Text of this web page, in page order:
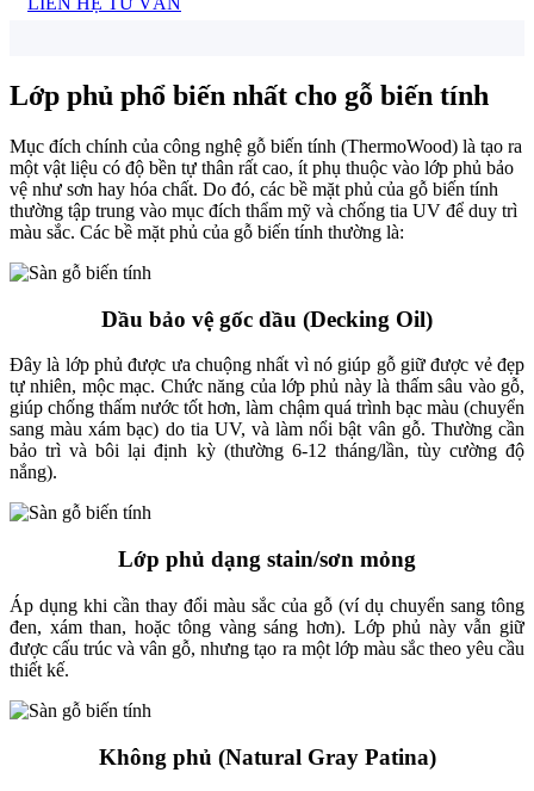
Lớp phủ phổ biến nhất cho gỗ biến tính
Mục đích chính của công nghệ gỗ biến tính (ThermoWood) là tạo ra
một vật liệu có độ bền tự thân rất cao, ít phụ thuộc vào lớp phủ bảo
vệ như sơn hay hóa chất. Do đó, các bề mặt phủ của gỗ biến tính
thường tập trung vào mục đích thẩm mỹ và chống tia UV để duy trì
màu sắc. Các bề mặt phủ của gỗ biến tính thường là:
Dầu bảo vệ gốc dầu (Decking Oil)
Đây là lớp phủ được ưa chuộng nhất vì nó giúp gỗ giữ được vẻ đẹp
tự nhiên, mộc mạc. Chức năng của lớp phủ này là thấm sâu vào gỗ,
giúp chống thấm nước tốt hơn, làm chậm quá trình bạc màu (chuyển
sang màu xám bạc) do tia UV, và làm nổi bật vân gỗ. Thường cần
bảo trì và bôi lại định kỳ (thường 6-12 tháng/lần, tùy cường độ
nắng).
Lớp phủ dạng stain/sơn mỏng
Áp dụng khi cần thay đổi màu sắc của gỗ (ví dụ chuyển sang tông
đen, xám than, hoặc tông vàng sáng hơn). Lớp phủ này vẫn giữ
được cấu trúc và vân gỗ, nhưng tạo ra một lớp màu sắc theo yêu cầu
thiết kế.
Không phủ (Natural Gray Patina)